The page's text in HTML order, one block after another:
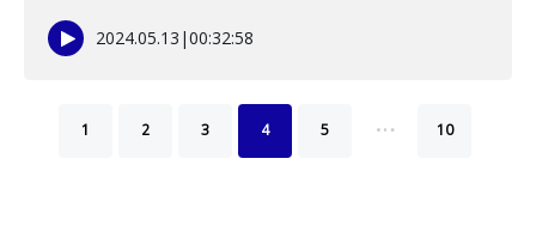
2024.05.13 |00:32:58
1 2 3 4 5 … 10